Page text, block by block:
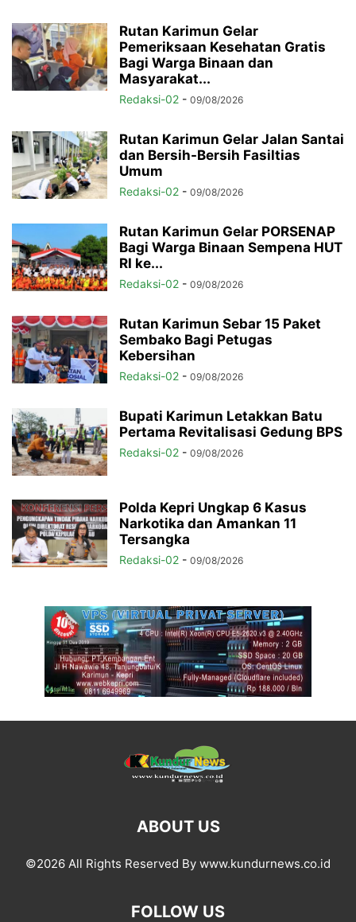
Rutan Karimun Gelar
Pemeriksaan Kesehatan Gratis
Bagi Warga Binaan dan
Masyarakat...
Redaksi-02 - 09/08/2026
Rutan Karimun Gelar Jalan Santai
dan Bersih-Bersih Fasiltias
Umum
Redaksi-02 - 09/08/2026
Rutan Karimun Gelar PORSENAP
Bagi Warga Binaan Sempena HUT
RI ke...
Redaksi-02 - 09/08/2026
Rutan Karimun Sebar 15 Paket
Sembako Bagi Petugas
Kebersihan
Redaksi-02 - 09/08/2026
Bupati Karimun Letakkan Batu
Pertama Revitalisasi Gedung BPS
Redaksi-02 - 09/08/2026
Polda Kepri Ungkap 6 Kasus
Narkotika dan Amankan 11
Tersangka
Redaksi-02 - 09/08/2026
ABOUT US
©2026 All Rights Reserved By www.kundurnews.co.id
FOLLOW US